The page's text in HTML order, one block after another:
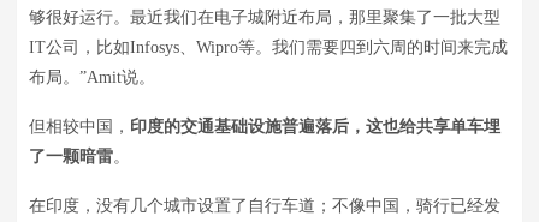
够很好运行。最近我们在电子城附近布局，那里聚集了一批大型
IT公司，比如Infosys、Wipro等。我们需要四到六周的时间来完成
布局。”Amit说。
但相较中国， 印度的交通基础设施普遍落后，这也给共享单车埋
了一颗暗雷。
在印度，没有几个城市设置了自行车道；不像中国，骑行已经发